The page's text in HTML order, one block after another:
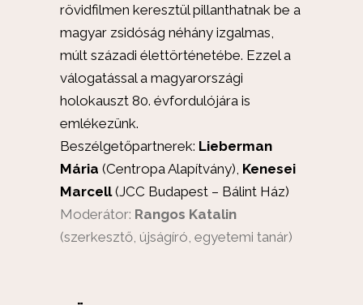
rövidfilmen keresztül pillanthatnak be a
magyar zsidóság néhány izgalmas,
múlt századi élettörténetébe. Ezzel a
válogatással a magyarországi
holokauszt 80. évfordulójára is
emlékezünk.
Beszélgetőpartnerek: Lieberman
Mária (Centropa Alapítvány), Kenesei
Marcell(JCC Budapest – Bálint Ház)
Moderátor: Rangos Katalin
(szerkesztő, újságíró, egyetemi tanár)